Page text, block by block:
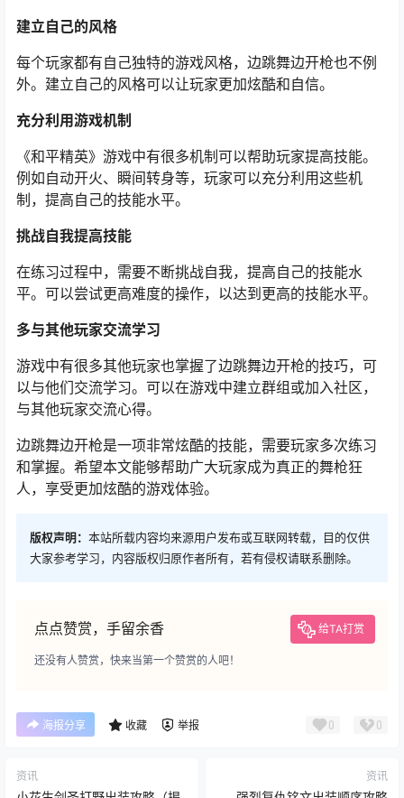
建立自己的风格
每个玩家都有自己独特的游戏风格，边跳舞边开枪也不例
外。建立自己的风格可以让玩家更加炫酷和自信。
充分利用游戏机制
《和平精英》游戏中有很多机制可以帮助玩家提高技能。
例如自动开火、瞬间转身等，玩家可以充分利用这些机
制，提高自己的技能水平。
挑战自我提高技能
在练习过程中，需要不断挑战自我，提高自己的技能水
平。可以尝试更高难度的操作，以达到更高的技能水平。
多与其他玩家交流学习
游戏中有很多其他玩家也掌握了边跳舞边开枪的技巧，可
以与他们交流学习。可以在游戏中建立群组或加入社区，
与其他玩家交流心得。
边跳舞边开枪是一项非常炫酷的技能，需要玩家多次练习
和掌握。希望本文能够帮助广大玩家成为真正的舞枪狂
人，享受更加炫酷的游戏体验。
版权声明： 本站所载内容均来源用户发布或互联网转载，目的仅供
大家参考学习，内容版权归原作者所有，若有侵权请联系删除。
点点赞赏，手留余香 给TA打赏
还没有人赞赏，快来当第一个赞赏的人吧！
海报分享 收藏 举报 0 0
资讯 资讯